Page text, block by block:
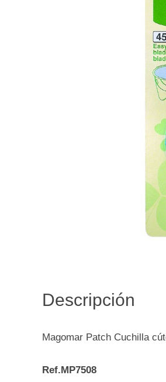
Descripción
Magomar Patch Cuchilla
Ref.MP7508